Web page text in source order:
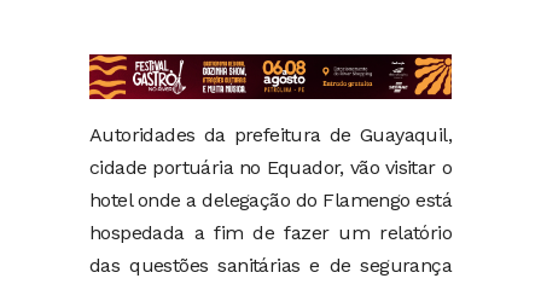
Autoridades da prefeitura de Guayaquil,
cidade portuária no Equador, vão visitar o
hotel onde a delegação do Flamengo está
hospedada a fim de fazer um relatório
das questões sanitárias e de segurança